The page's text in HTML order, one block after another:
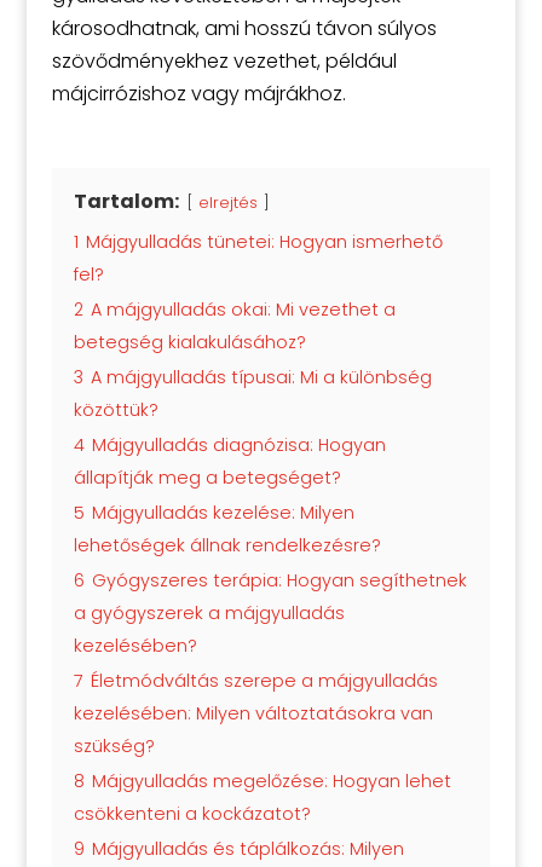
károsodhatnak, ami hosszú távon súlyos
szövődményekhez vezethet, például
májcirrózishoz vagy májrákhoz.
Tartalom: elrejtés
1 Májgyulladás tünetei: Hogyan ismerhető
fel?
2 A májgyulladás okai: Mi vezethet a
betegség kialakulásához?
3 A májgyulladás típusai: Mi a különbség
közöttük?
4 Májgyulladás diagnózisa: Hogyan
állapítják meg a betegséget?
5 Májgyulladás kezelése: Milyen
lehetőségek állnak rendelkezésre?
6 Gyógyszeres terápia: Hogyan segíthetnek
a gyógyszerek a májgyulladás
kezelésében?
7 Életmódváltás szerepe a májgyulladás
kezelésében: Milyen változtatásokra van
szükség?
8 Májgyulladás megelőzése: Hogyan lehet
csökkenteni a kockázatot?
9 Májgyulladás és táplálkozás: Milyen